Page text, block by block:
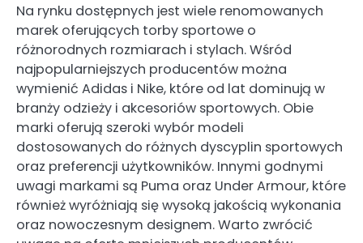
Na rynku dostępnych jest wiele renomowanych
marek oferujących torby sportowe o
różnorodnych rozmiarach i stylach. Wśród
najpopularniejszych producentów można
wymienić Adidas i Nike, które od lat dominują w
branży odzieży i akcesoriów sportowych. Obie
marki oferują szeroki wybór modeli
dostosowanych do różnych dyscyplin sportowych
oraz preferencji użytkowników. Innymi godnymi
uwagi markami są Puma oraz Under Armour, które
również wyróżniają się wysoką jakością wykonania
oraz nowoczesnym designem. Warto zwrócić